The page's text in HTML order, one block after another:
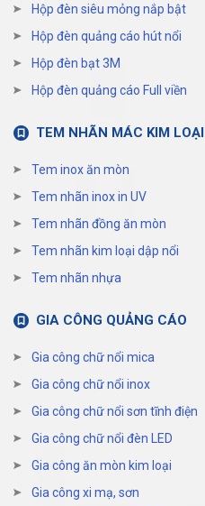
Hộp đèn siêu mỏng nắp bật
Hộp đèn quảng cáo hút nổi
Hộp đèn bạt 3M
Hộp đèn quảng cáo Full viền
TEM NHÃN MÁC KIM LOẠI
Tem inox ăn mòn
Tem nhãn inox in UV
Tem nhãn đồng ăn mòn
Tem nhãn kim loại dập nổi
Tem nhãn nhựa
GIA CÔNG QUẢNG CÁO
Gia công chữ nổi mica
Gia công chữ nổi inox
Gia công chữ nổi sơn tĩnh điện
Gia công chữ nổi đèn LED
Gia công ăn mòn kim loại
Gia công xi mạ, sơn